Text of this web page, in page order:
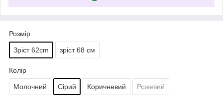
Розмір
Зріст 62cm зріст 68 см
Колір
Молочний Сірий Коричневий Рожевий